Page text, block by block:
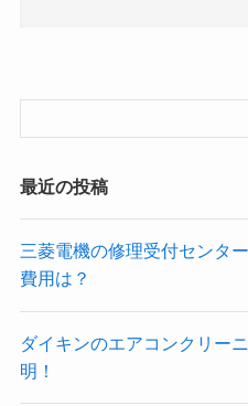
最近の投稿
三菱電機の修理受付センタ
費用は？
ダイキンのエアコンクリー
明！